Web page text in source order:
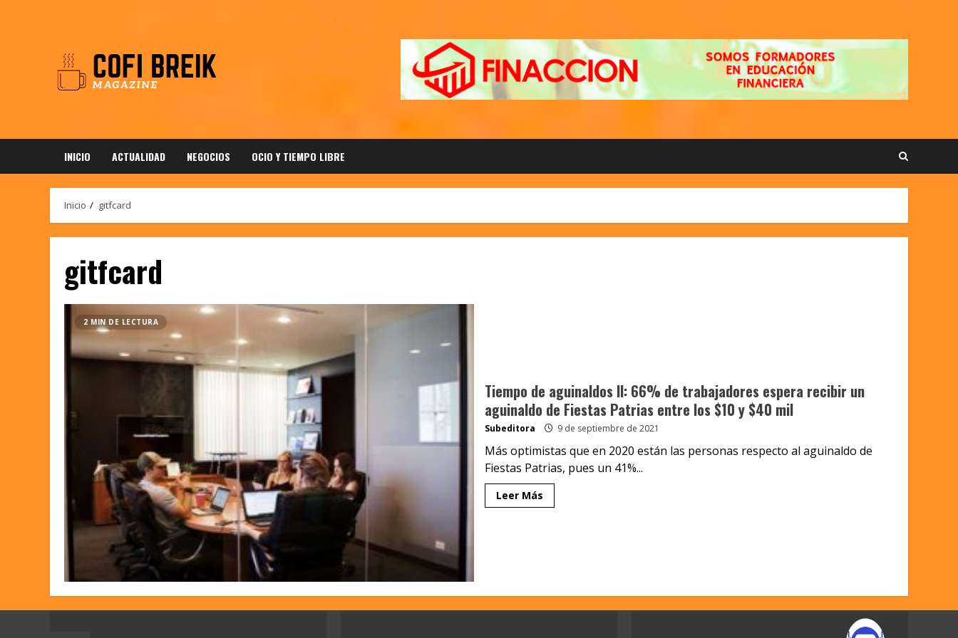
INICIO ACTUALIDAD NEGOCIOS OCIO Y TIEMPO LIBRE
Inicio gitfcard
gitfcard
2 MIN DE LECTURA
Tiempo de aguinaldos II: 66% de trabajadores espera recibir un
aguinaldo de Fiestas Patrias entre los $10 y $40 mil
Subeditora 9 de septiembre de 2021
Más optimistas que en 2020 están las personas respecto al aguinaldo de
Fiestas Patrias, pues un 41%...
Leer Más